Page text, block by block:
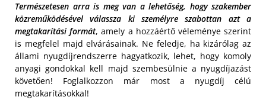
Természetesen arra is meg van a lehetőség, hogy szakember
közreműködésével válassza ki személyre szabottan azt a
megtakarítási formát, amely a hozzáértő véleménye szerint
is megfelel majd elvárásainak. Ne feledje, ha kizárólag az
állami nyugdíjrendszerre hagyatkozik, lehet, hogy komoly
anyagi gondokkal kell majd szembesülnie a nyugdíjazást
követően! Foglalkozzon már most a nyugdíj célú
megtakarításokkal!